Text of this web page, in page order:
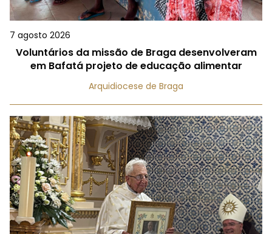
7 agosto 2026
Voluntários da missão de Braga desenvolveram
em Bafatá projeto de educação alimentar
Arquidiocese de Braga